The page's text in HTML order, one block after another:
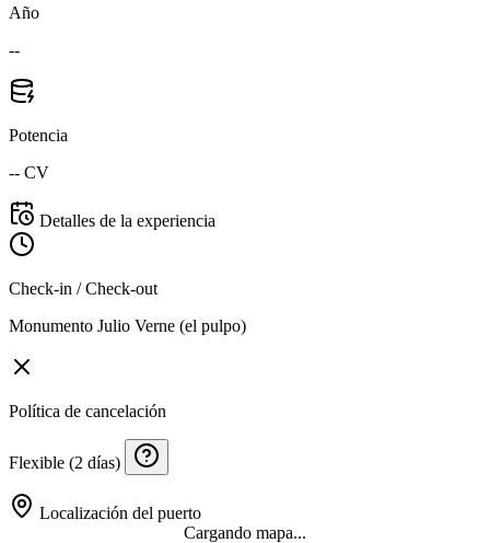
Año
--
Potencia
-- CV
Detalles de la experiencia
Check-in / Check-out
Monumento Julio Verne (el pulpo)
Política de cancelación
Flexible (2 días)
Localización del puerto
Cargando mapa...